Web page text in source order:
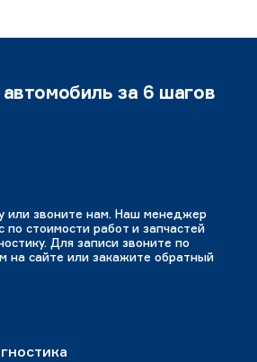
за 6 шагов
или звоните нам. Наш менеджер
по стоимости работ и запчастей
Для записи звоните по
на сайте или закажите обратный